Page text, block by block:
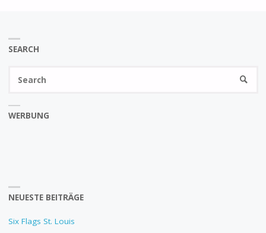
SEARCH
WERBUNG
NEUESTE BEITRÄGE
Six Flags St. Louis